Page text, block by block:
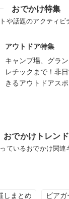
おでかけ特集
や話題のアクティビ
アウトドア特集
キャンプ場、グラ
レチックまで！非
きるアウトドアス
おでかけトレンド
ているおでかけ関連
しまとめ ビア